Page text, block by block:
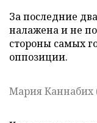
За последние
налажена и не
стороны самых
оппозиции.
Мария